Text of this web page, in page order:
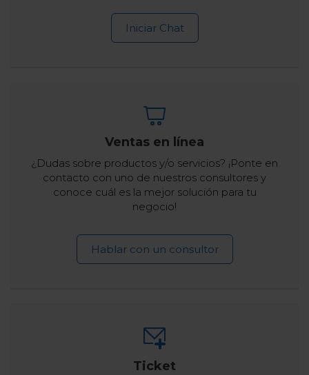
Iniciar Chat
Ventas en línea
¿Dudas sobre productos y/o servicios? ¡Ponte en
contacto con uno de nuestros consultores y
conoce cuál es la mejor solución para tu
negocio!
Hablar con un consultor
Ticket